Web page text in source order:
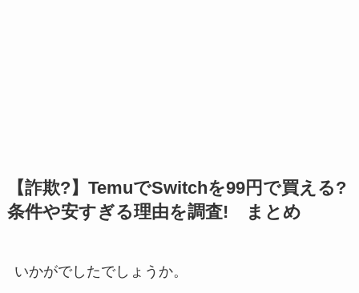
【詐欺?】TemuでSwitchを99円で買える?
条件や安すぎる理由を調査! まとめ
いかがでしたでしょうか。